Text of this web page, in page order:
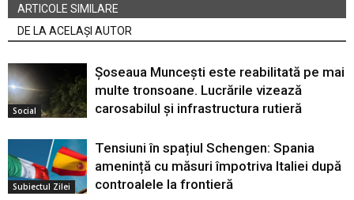
ARTICOLE SIMILARE
DE LA ACELAȘI AUTOR
Social
Șoseaua Muncești este reabilitată pe mai
multe tronsoane. Lucrările vizează
carosabilul și infrastructura rutieră
Subiectul Zilei
Tensiuni în spațiul Schengen: Spania
amenință cu măsuri împotriva Italiei după
controalele la frontieră